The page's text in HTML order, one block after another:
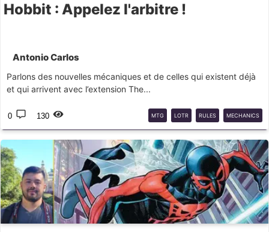
Hobbit : Appelez l'arbitre !
Antonio Carlos
Parlons des nouvelles mécaniques et de celles qui existent déjà
et qui arrivent avec l’extension The...
0 130 MTG LOTR RULES MECHANICS